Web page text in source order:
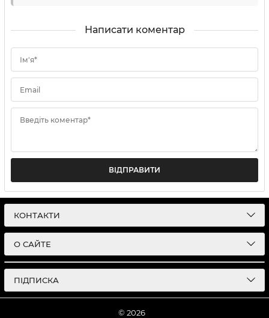
Написати коментар
Ім'я*
Email
Введіть коментар*
ВІДПРАВИТИ
КОНТАКТИ
О САЙТЕ
ПІДПИСКА
© 2026